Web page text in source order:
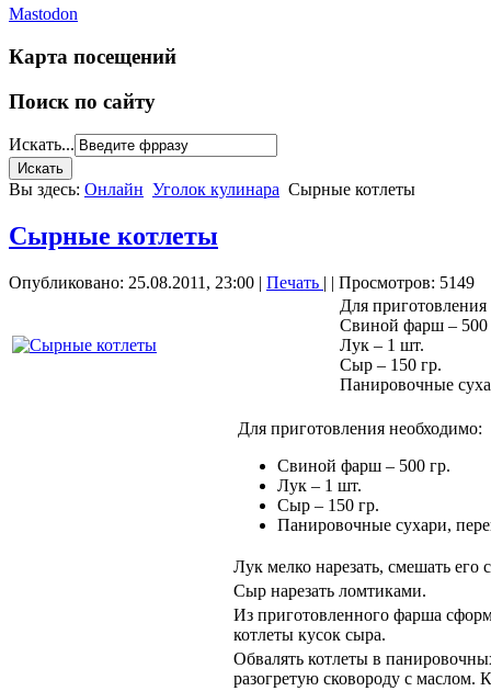
Mastodon
Карта посещений
Поиск по сайту
Искать...
Вы здесь: Онлайн Уголок кулинара Сырные котлеты
Сырные котлеты
Опубликовано: 25.08.2011, 23:00 | Печать | | Просмотров: 5149
Для
Свиной фарш – 500
Лук – 1 шт.
Сыр – 150 гр.
Панировочные
Для приготовления необходимо:
Свиной фарш – 500 гр.
Лук – 1 шт.
Сыр – 150 гр.
Панировочные сухари,
Лук мелко нарезать, смешать
Сыр нарезать ломтиками.
Из приготовленного фарша
котлеты кусок сыра.
Обвалять котлеты в
разогретую сковороду с маслом.